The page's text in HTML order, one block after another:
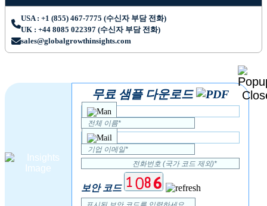
USA : +1 (855) 467-7775 (수신자 부담 전화)
UK : +44 8085 022397 (수신자 부담 전화)
sales@globalgrowthinsights.com
무료 샘플 다운로드
보안 코드